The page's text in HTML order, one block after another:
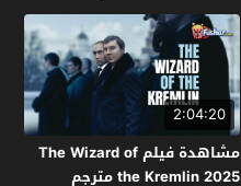
2:04:20
مشاهدة فيلم The Wizard of
the Kremlin 2025 مترجم